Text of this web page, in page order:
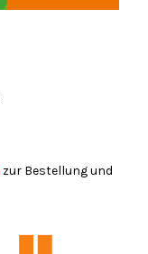
zur Bestellung und